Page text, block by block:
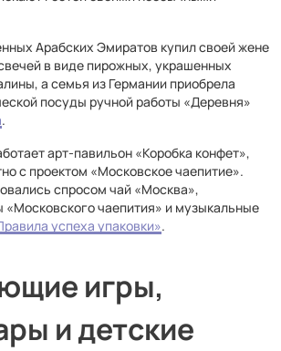
Арабских Эмиратов купил своей жене
в виде пирожных, украшенных
а семья из Германии приобрела
посуды ручной работы «Деревня»
.
арт-павильон «Коробка конфет»,
с проектом «Московское чаепитие».
спросом чай «Москва»,
чаепития» и музыкальные
успеха упаковки».
игры,
и детские